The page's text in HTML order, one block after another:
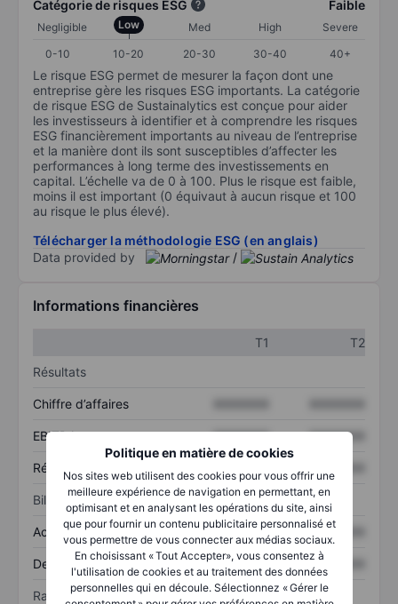
Politique en matière de cookies
Nos sites web utilisent des cookies pour vous offrir une
meilleure expérience de navigation en permettant, en
optimisant et en analysant les opérations du site, ainsi
que pour fournir un contenu publicitaire personnalisé et
vous permettre de vous connecter aux médias sociaux.
En choisissant « Tout Accepter», vous consentez à
l'utilisation de cookies et au traitement des données
personnelles qui en découle. Sélectionnez « Gérer le
Catégorie de risques ESG Faible
Negligible Low Med High
Severe
0-10
10-20 20-30 30-40 40+
Le risque ESG permet de mesurer la façon dont une
entreprise gère les risques ESG importants. La catégorie
de risque ESG de Sustainalytics est conçue pour aider
les investisseurs à identifier et à comprendre les risques
ESG financièrement importants au niveau de l’entreprise
et la manière dont ils sont susceptibles d’affecter les
performances à long terme des investissements en
capital. L’échelle va de 0 à 100. Plus le risque est faible,
moins il est important (0 équivaut à aucun risque et 100
au risque le plus élevé).
Télécharger la méthodologie ESG (en anglais)
Data provided by
/
Informations financières
T1
T2
Résultats
Chiffre d’affaires
EBITDA XXXXXXX XXXXXXX
Résultat net
Bilan
Actif total XXXXXXX XXXXXXX
Dette totale XXXXXXX XXXXXXX
Ratios